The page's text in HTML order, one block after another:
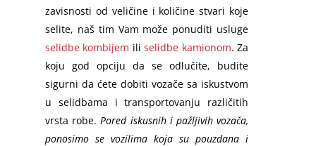
zavisnosti od veličine i količine stvari koje
selite, naš tim Vam može ponuditi usluge
selidbe kombijem iliselidbe kamionom. Za
koju god opciju da se odlučite, budite
sigurni da ćete dobiti vozače sa iskustvom
u selidbama i transportovanju različitih
vrsta robe. Pored iskusnih i pažljivih vozača,
ponosimo se vozilima koja su pouzdana i